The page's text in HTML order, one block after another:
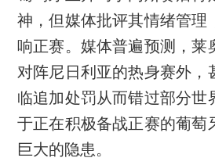
神，但媒体批评其情绪管理
响正赛。媒体普遍预测，莱
对阵尼日利亚的热身赛外，
临追加处罚从而错过部分世
于正在积极备战正赛的葡萄
巨大的隐患。